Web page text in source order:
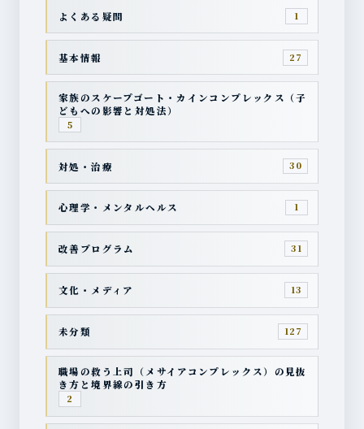
よくある疑問 1
基本情報 27
家族のスケープゴート・カインコンプレックス（子
どもへの影響と対処法）
5
対処・治療 30
心理学・メンタルヘルス 1
改善プログラム 31
文化・メディア 13
未分類 127
職場の救う上司（メサイアコンプレックス）の見抜
き方と境界線の引き方
2